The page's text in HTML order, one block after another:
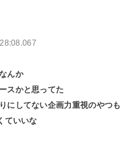
んか
スかと思ってた
にしてない企画力重視のやつも
ていいな